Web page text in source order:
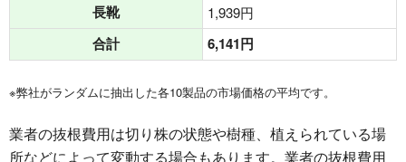
長靴 1,939円
合計 6,141円
※弊社がランダムに抽出した各10製品の市場価格の平均です。
業者の抜根費用は切り株の状態や樹種、植えられている場
所などによって変動する場合もあります。業者の抜根費用